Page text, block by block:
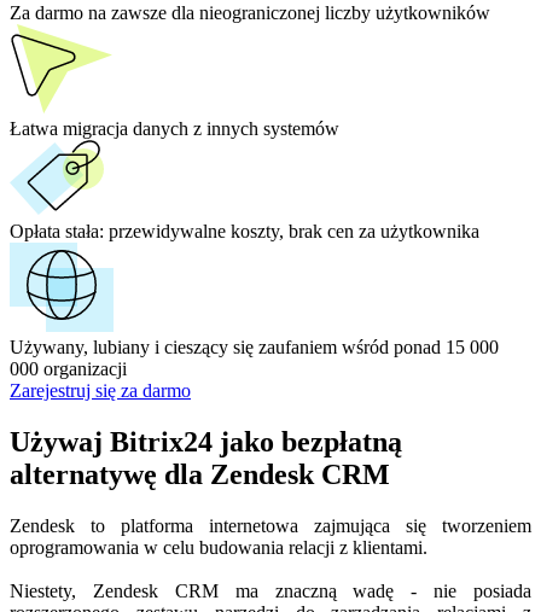
Za darmo na zawsze dla nieograniczonej liczby użytkowników
Łatwa migracja danych z innych systemów
Opłata stała: przewidywalne koszty, brak cen za użytkownika
Używany, lubiany i cieszący się zaufaniem wśród ponad 15 000
000 organizacji
Zarejestruj się za darmo
Używaj Bitrix24 jako bezpłatną
alternatywę dla Zendesk CRM
Zendesk to platforma internetowa zajmująca się tworzeniem
oprogramowania w celu budowania relacji z klientami.
Niestety, Zendesk CRM ma znaczną wadę - nie posiada